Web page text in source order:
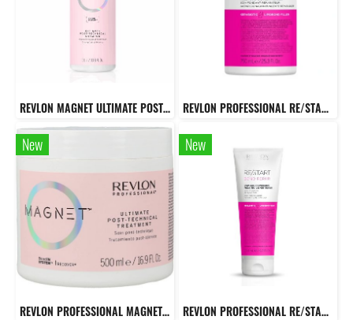
REVLON MAGNET ULTIMATE POST-TECNICAL SHAMPOO แชมพูปรับค่า PH ของเส้นผม หลังจากทำเคมี REVLON PROFESSIONAL RE/START Bond Repair Conditioner 750 Ml. ครีมนวดผมสูตรเข้มข้นสำหรับผมเสียหาย
New
REVLON PROFESSIONAL MAGNET ULTIMATE POST-TECHNICAL TREATMENT 500 ML. ทรีทเมนต์สูตรสำหรับเส้นผมที่ผ่านการทำเคมี
New
REVLON PROFESSIONAL RE/START Bond Repair Conditioner 200 Ml. ครีมนวดผมสูตรเข้มข้นสำหรับผมเสียหาย